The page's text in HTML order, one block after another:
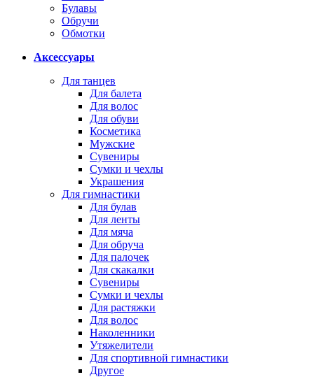
Булавы
Обручи
Обмотки
Аксессуары
Для танцев
Для балета
Для волос
Для обуви
Косметика
Мужские
Сувениры
Сумки и чехлы
Украшения
Для гимнастики
Для булав
Для ленты
Для мяча
Для обруча
Для палочек
Для скакалки
Сувениры
Сумки и чехлы
Для растяжки
Для волос
Наколенники
Утяжелители
Для спортивной гимнастики
Другое